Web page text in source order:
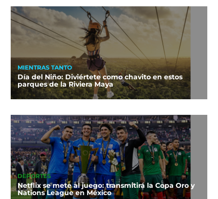
MIENTRAS TANTO
Día del Niño: Diviértete como chavito en estos
parques de la Riviera Maya
DEPORTES
Netflix se mete al juego: transmitirá la Copa Oro y
Nations League en México